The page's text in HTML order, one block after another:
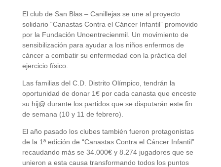
El club de San Blas – Canillejas se une al proyecto
solidario “Canastas Contra el Cáncer Infantil” promovido
por la Fundación Unoentrecienmil. Un movimiento de
sensibilización para ayudar a los niños enfermos de
cáncer a combatir su enfermedad con la práctica del
ejercicio físico.
Las familias del C.D. Distrito Olímpico, tendrán la
oportunidad de donar 1€ por cada canasta que enceste
su hij@ durante los partidos que se disputarán este fin
de semana (10 y 11 de febrero).
El año pasado los clubes también fueron protagonistas
de la 1ª edición de “Canastas Contra el Cáncer Infantil”
recaudando más se 34.000€ y 8.274 jugadores que se
unieron a esta causa transformando todos los puntos